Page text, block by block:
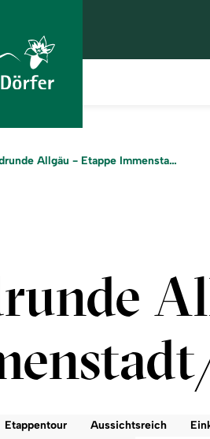
Radrunde Allgäu - Etappe Immenstadt/Blaichach - Jungholz
Etappentour Aussichtsreich